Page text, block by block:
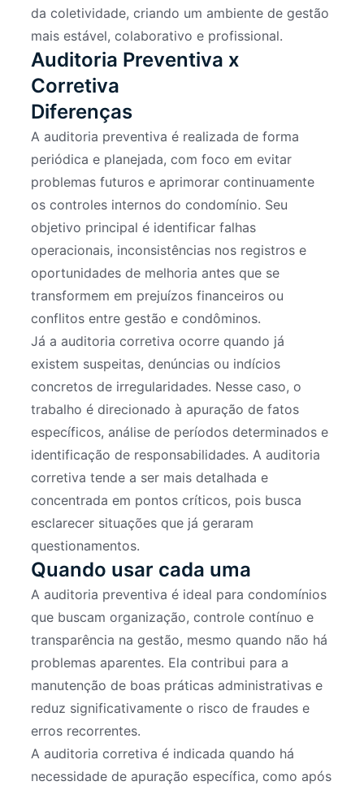
da coletividade, criando um ambiente de gestão
mais estável, colaborativo e profissional.
Auditoria Preventiva x
Corretiva
Diferenças
A auditoria preventiva é realizada de forma
periódica e planejada, com foco em evitar
problemas futuros e aprimorar continuamente
os controles internos do condomínio. Seu
objetivo principal é identificar falhas
operacionais, inconsistências nos registros e
oportunidades de melhoria antes que se
transformem em prejuízos financeiros ou
conflitos entre gestão e condôminos.
Já a auditoria corretiva ocorre quando já
existem suspeitas, denúncias ou indícios
concretos de irregularidades. Nesse caso, o
trabalho é direcionado à apuração de fatos
específicos, análise de períodos determinados e
identificação de responsabilidades. A auditoria
corretiva tende a ser mais detalhada e
concentrada em pontos críticos, pois busca
esclarecer situações que já geraram
questionamentos.
Quando usar cada uma
A auditoria preventiva é ideal para condomínios
que buscam organização, controle contínuo e
transparência na gestão, mesmo quando não há
problemas aparentes. Ela contribui para a
manutenção de boas práticas administrativas e
reduz significativamente o risco de fraudes e
erros recorrentes.
A auditoria corretiva é indicada quando há
necessidade de apuração específica, como após